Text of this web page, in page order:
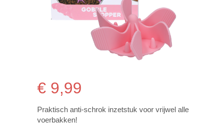
€ 9,99
Praktisch anti-schrok inzetstuk voor vrijwel alle
voerbakken!